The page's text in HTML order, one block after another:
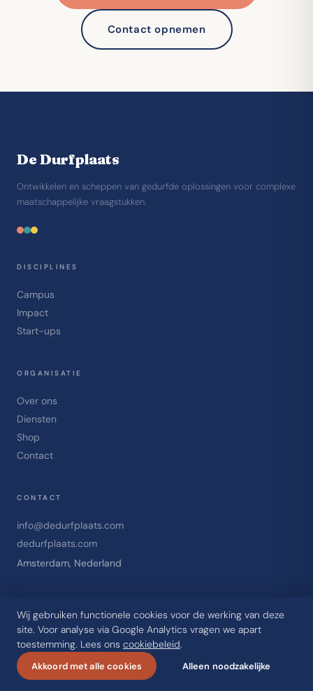
Contact opnemen
De Durfplaats
Ontwikkelen en scheppen van gedurfde oplossingen voor complexe
maatschappelijke vraagstukken.
DISCIPLINES
Campus
Impact
Start-ups
ORGANISATIE
Over ons
Diensten
Shop
Contact
CONTACT
info@dedurfplaats.com
dedurfplaats.com
Amsterdam, Nederland
© 2025 De Durfplaats. Alle rechten voorbehouden.
Privacy
Cookies
Wij gebruiken functionele cookies voor de werking van deze
site. Voor analyse via Google Analytics vragen we apart
toestemming. Lees ons cookiebeleid.
Akkoord met alle cookies Alleen noodzakelijke